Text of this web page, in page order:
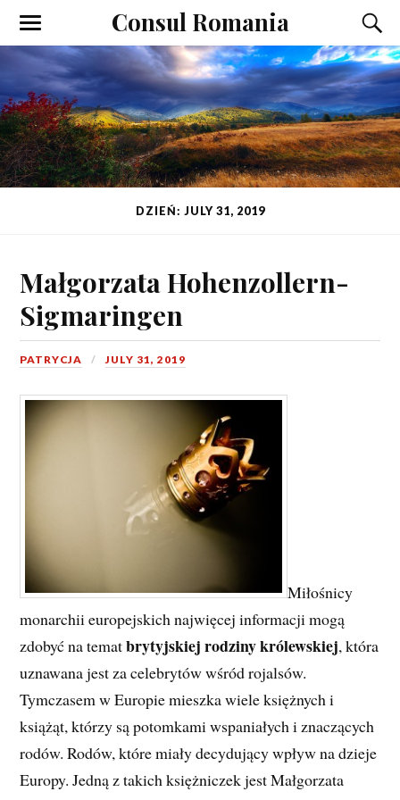
Consul Romania
DZIEŃ: JULY 31, 2019
Małgorzata Hohenzollern-
Sigmaringen
PATRYCJA JULY 31, 2019
Miłośnicy
monarchii europejskich najwięcej informacji mogą
zdobyć na tematbrytyjskiej rodziny królewskiej, która
uznawana jest za celebrytów wśród rojalsów.
Tymczasem w Europie mieszka wiele księżnych i
książąt, którzy są potomkami wspaniałych i znaczących
rodów. Rodów, które miały decydujący wpływ na dzieje
Europy. Jedną z takich księżniczek jest Małgorzata